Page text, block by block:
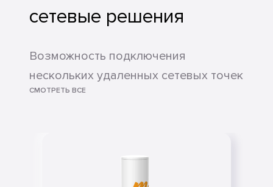
сетевые решения
Возможность подключения
нескольких удаленных сетевых точек
СМОТРЕТЬ ВСЕ